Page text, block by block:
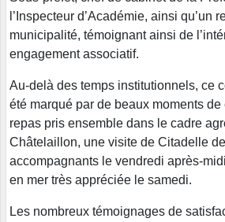
l’Inspecteur d’Académie, ainsi qu’un
municipalité, témoignant ainsi de
engagement associatif.
Au-delà des temps institutionnels, ce
été marqué par de beaux moments
repas pris ensemble dans le cadre
Châtelaillon, une visite de Citadelle
accompagnants le vendredi après-
en mer très appréciée le samedi.
Les nombreux témoignages de